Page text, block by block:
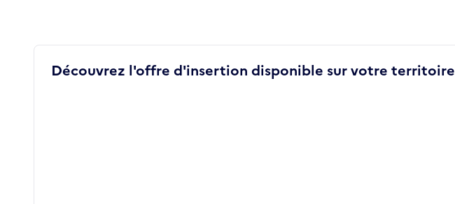
Découvrez l'offre d'insertion disponible sur votre territoire